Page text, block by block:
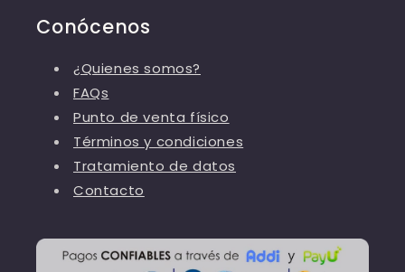
Conócenos
¿Quienes somos?
FAQs
Punto de venta físico
Términos y condiciones
Tratamiento de datos
Contacto